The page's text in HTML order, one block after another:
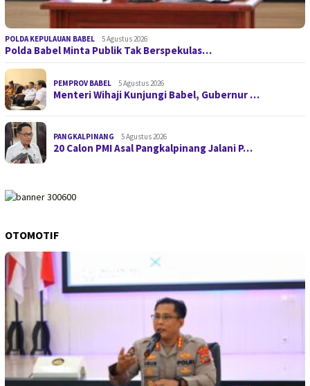
POLDA KEPULAUAN BABEL 5 Agustus 2026
Polda Babel Minta Publik Tak Berspekulas…
PEMPROV BABEL 5 Agustus 2026
Menteri Wihaji Kunjungi Babel, Gubernur …
PANGKALPINANG 5 Agustus 2026
20 Calon PMI Asal Pangkalpinang Jalani P…
OTOMOTIF